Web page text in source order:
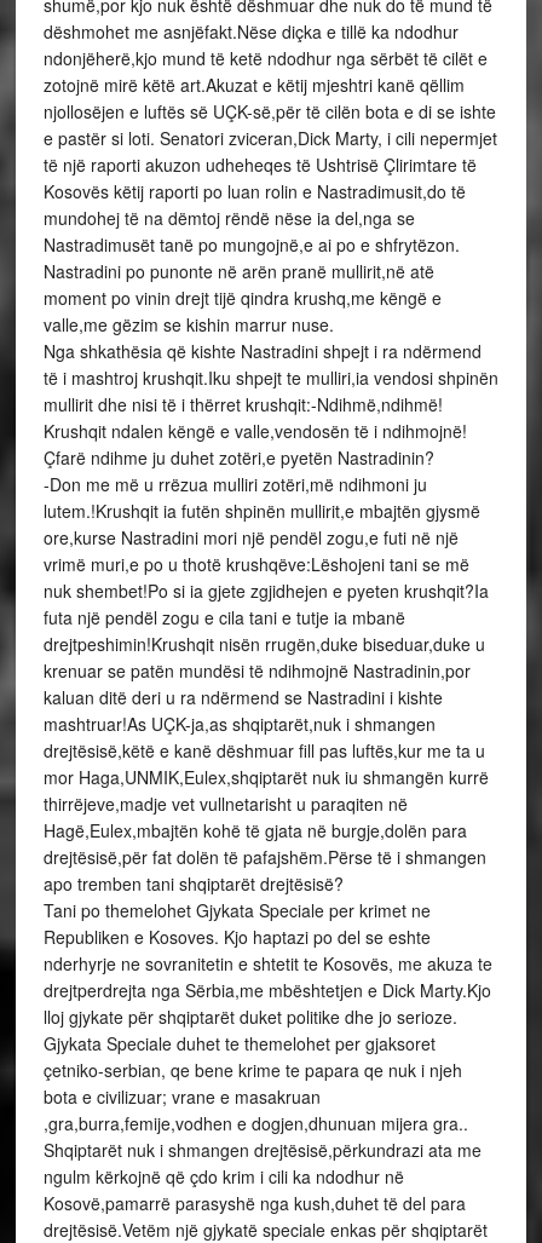
shumë,por kjo nuk është dëshmuar dhe nuk do të mund të
dëshmohet me asnjëfakt.Nëse diçka e tillë ka ndodhur
ndonjëherë,kjo mund të ketë ndodhur nga sërbët të cilët e
zotojnë mirë këtë art.Akuzat e këtij mjeshtri kanë qëllim
njollosëjen e luftës së UÇK-së,për të cilën bota e di se ishte
e pastër si loti. Senatori zviceran,Dick Marty, i cili nepermjet
të një raporti akuzon udheheqes të Ushtrisë Çlirimtare të
Kosovës këtij raporti po luan rolin e Nastradimusit,do të
mundohej të na dëmtoj rëndë nëse ia del,nga se
Nastradimusët tanë po mungojnë,e ai po e shfrytëzon.
Nastradini po punonte në arën pranë mullirit,në atë
moment po vinin drejt tijë qindra krushq,me këngë e
valle,me gëzim se kishin marrur nuse.
Nga shkathësia që kishte Nastradini shpejt i ra ndërmend
të i mashtroj krushqit.Iku shpejt te mulliri,ia vendosi shpinën
mullirit dhe nisi të i thërret krushqit:-Ndihmë,ndihmë!
Krushqit ndalen këngë e valle,vendosën të i ndihmojnë!
Çfarë ndihme ju duhet zotëri,e pyetën Nastradinin?
-Don me më u rrëzua mulliri zotëri,më ndihmoni ju
lutem.!Krushqit ia futën shpinën mullirit,e mbajtën gjysmë
ore,kurse Nastradini mori një pendël zogu,e futi në një
vrimë muri,e po u thotë krushqëve:Lëshojeni tani se më
nuk shembet!Po si ia gjete zgjidhejen e pyeten krushqit?Ia
futa një pendël zogu e cila tani e tutje ia mbanë
drejtpeshimin!Krushqit nisën rrugën,duke biseduar,duke u
krenuar se patën mundësi të ndihmojnë Nastradinin,por
kaluan ditë deri u ra ndërmend se Nastradini i kishte
mashtruar!As UÇK-ja,as shqiptarët,nuk i shmangen
drejtësisë,këtë e kanë dëshmuar fill pas luftës,kur me ta u
mor Haga,UNMIK,Eulex,shqiptarët nuk iu shmangën kurrë
thirrëjeve,madje vet vullnetarisht u paraqiten në
Hagë,Eulex,mbajtën kohë të gjata në burgje,dolën para
drejtësisë,për fat dolën të pafajshëm.Përse të i shmangen
apo tremben tani shqiptarët drejtësisë?
Tani po themelohet Gjykata Speciale per krimet ne
Republiken e Kosoves. Kjo haptazi po del se eshte
nderhyrje ne sovranitetin e shtetit te Kosovës, me akuza te
drejtperdrejta nga Sërbia,me mbështetjen e Dick Marty.Kjo
lloj gjykate për shqiptarët duket politike dhe jo serioze.
Gjykata Speciale duhet te themelohet per gjaksoret
çetniko-serbian, qe bene krime te papara qe nuk i njeh
bota e civilizuar; vrane e masakruan
,gra,burra,femije,vodhen e dogjen,dhunuan mijera gra..
Shqiptarët nuk i shmangen drejtësisë,përkundrazi ata me
ngulm kërkojnë që çdo krim i cili ka ndodhur në
Kosovë,pamarrë parasyshë nga kush,duhet të del para
drejtësisë.Vetëm një gjykatë speciale enkas për shqiptarët